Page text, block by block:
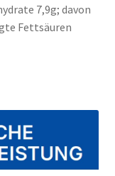
7,9g; davon
Fettsäuren